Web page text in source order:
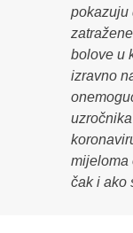
pokazuju
bolove u
izravno
mijeloma
čak i ako